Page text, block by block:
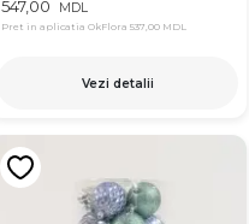
547,00 MDL
Pret in aplicatia OkFlora 537,00 MDL
Vezi detalii